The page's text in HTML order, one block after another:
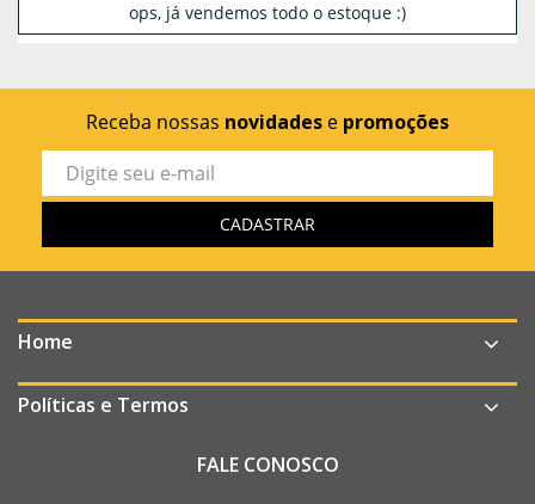
ops, já vendemos todo o estoque :)
Receba nossas novidades e promoções
Home
Políticas e Termos
FALE CONOSCO